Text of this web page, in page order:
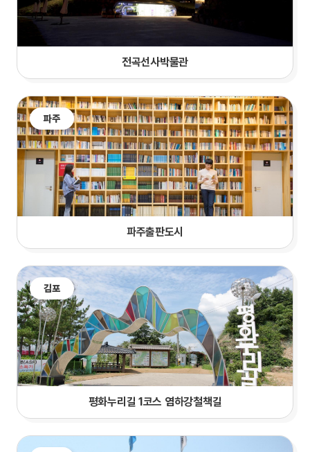
전곡선사박물관
파주
파주출판도시
김포
평화누리길 1코스 염하강철책길